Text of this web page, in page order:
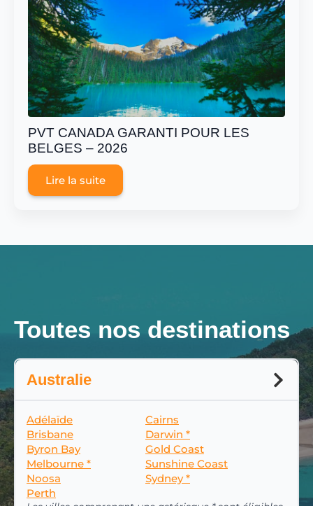
PVT CANADA GARANTI POUR LES
BELGES – 2026
Lire la suite
Toutes nos destinations
Australie
Adélaïde
Brisbane
Byron Bay
Cairns
Darwin *
Gold Coast
Melbourne *
Noosa
Perth
Sunshine Coast
Sydney *